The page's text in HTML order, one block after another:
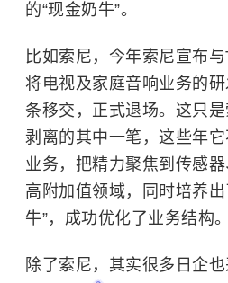
的“现金奶牛”。
比如索尼，今年索尼宣布与
将电视及家庭音响业务的
条移交，正式退场。这只
剥离的其中一笔，这些年
业务，把精力聚焦到传感
高附加值领域，同时培养
牛”，成功优化了业务结构。
除了索尼，其实很多日企也